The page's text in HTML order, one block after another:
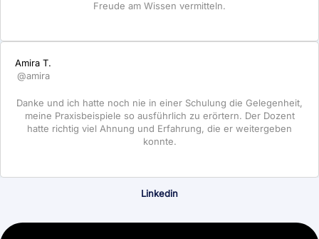
Freude am Wissen vermitteln.
Amira T.
@amira
Danke und ich hatte noch nie in einer Schulung die Gelegenheit,
meine Praxisbeispiele so ausführlich zu erörtern. Der Dozent
hatte richtig viel Ahnung und Erfahrung, die er weitergeben
konnte.
Linkedin